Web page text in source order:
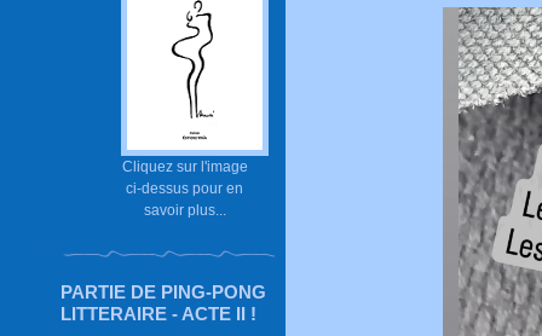
Cliquez sur l'image
ci-dessus pour en
savoir plus...
PARTIE DE PING-PONG
LITTERAIRE - ACTE II !